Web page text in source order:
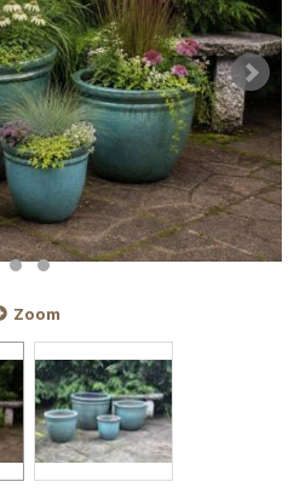
Zoom